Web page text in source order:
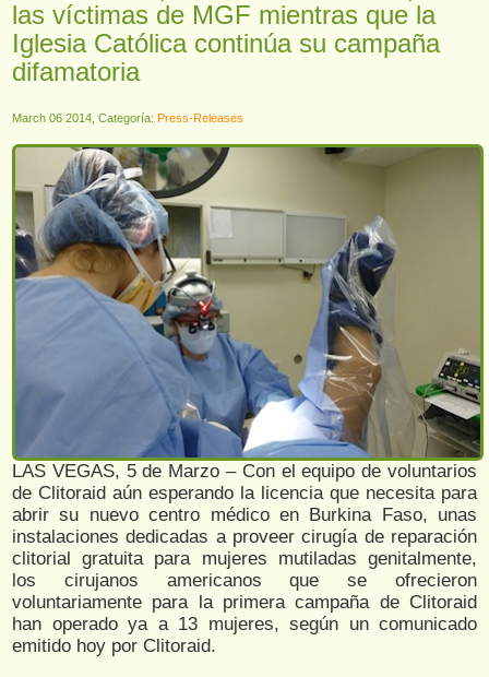
las víctimas de MGF mientras que la
Iglesia Católica continúa su campaña
difamatoria
March 06 2014, Categoría: Press-Releases
LAS VEGAS, 5 de Marzo – Con el equipo de voluntarios
de Clitoraid aún esperando la licencia que necesita para
abrir su nuevo centro médico en Burkina Faso, unas
instalaciones dedicadas a proveer cirugía de reparación
clitorial gratuita para mujeres mutiladas genitalmente,
los cirujanos americanos que se ofrecieron
voluntariamente para la primera campaña de Clitoraid
han operado ya a 13 mujeres, según un comunicado
emitido hoy por Clitoraid.